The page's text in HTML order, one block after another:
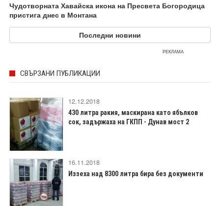
Чудотворната Хавайска икона на Пресвета Богородица
пристига днес в Монтана
Последни новини
РЕКЛАМА
СВЪРЗАНИ ПУБЛИКАЦИИ
12.12.2018
430 литра ракия, маскирана като ябълков
сок, задържаха на ГКПП - Дунав мост 2
16.11.2018
Иззеха над 8300 литра бира без документи